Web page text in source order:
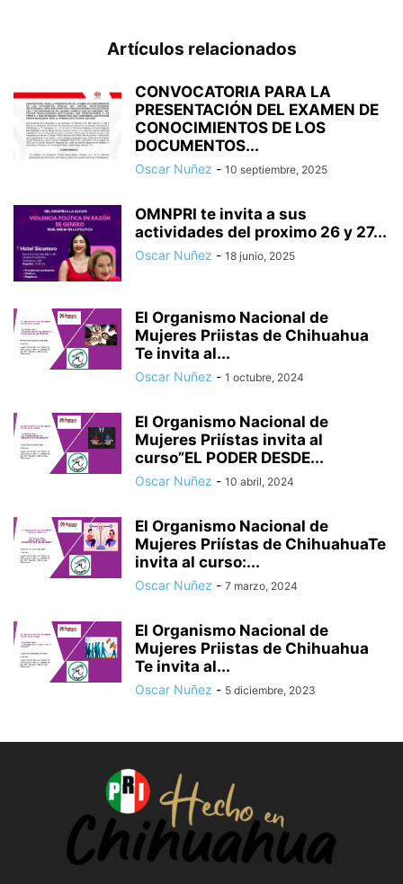
Artículos relacionados
CONVOCATORIA PARA LA
PRESENTACIÓN DEL EXAMEN DE
CONOCIMIENTOS DE LOS
DOCUMENTOS...
Oscar Nuñez - 10 septiembre, 2025
OMNPRI te invita a sus
actividades del proximo 26 y 27...
Oscar Nuñez - 18 junio, 2025
El Organismo Nacional de
Mujeres Priistas de Chihuahua
Te invita al...
Oscar Nuñez - 1 octubre, 2024
El Organismo Nacional de
Mujeres Priístas invita al
curso”EL PODER DESDE...
Oscar Nuñez - 10 abril, 2024
El Organismo Nacional de
Mujeres Priístas de ChihuahuaTe
invita al curso:...
Oscar Nuñez - 7 marzo, 2024
El Organismo Nacional de
Mujeres Priistas de Chihuahua
Te invita al...
Oscar Nuñez - 5 diciembre, 2023